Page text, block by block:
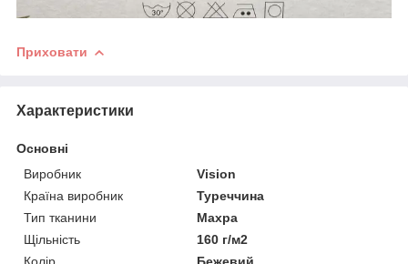
Приховати
Характеристики
Основні
Виробник
Vision
Країна виробник
Туреччина
Тип тканини
Махра
Щільність
160 г/м2
Колір
Бежевий